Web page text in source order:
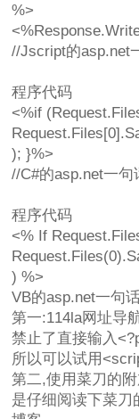
%>
//Jscript的asp.net
程序代码
<%if
); }%>
//C#的asp.net一句
程序代码
<% If
) %>
VB的asp.net一句
第一:114la网址导
禁止了直接输入
所以可以试用
第二,使用菜刀的
是仔细阅读下菜刀